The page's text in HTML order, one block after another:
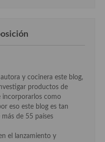
y cocinera este blog,
productos de
incorporarlos como
eso este blog es tan
de 55 países
el lanzamiento y